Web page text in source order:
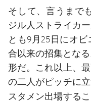
そして、言うまで
ジル人ストライカ
とも9月25日にオ
合以来の招集とな
形だ。これ以上、
の二人がピッチに
スタメン出場する